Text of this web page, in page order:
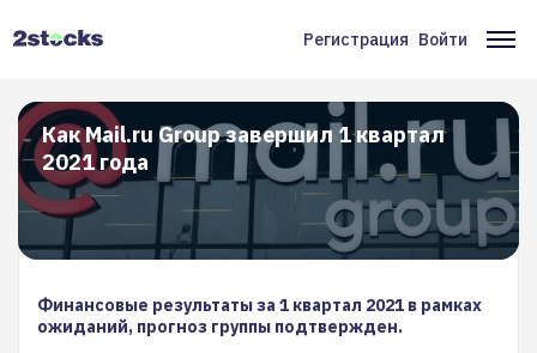
Меню
учётной
записи
пользователя
Регистрация Войти
Как Mail.ru Group завершил 1 квартал
2021 года
Финансовые результаты за 1 квартал 2021 в рамках
ожиданий, прогноз группы подтвержден.